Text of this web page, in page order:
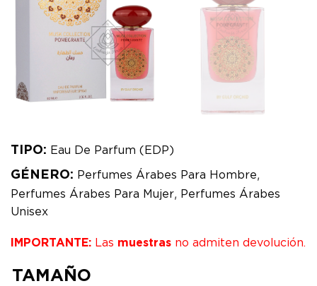
TIPO: Eau De Parfum (EDP)
GÉNERO: Perfumes Árabes Para Hombre,
Perfumes Árabes Para Mujer, Perfumes Árabes
Unisex
IMPORTANTE: Las muestras no admiten devolución.
TAMAÑO